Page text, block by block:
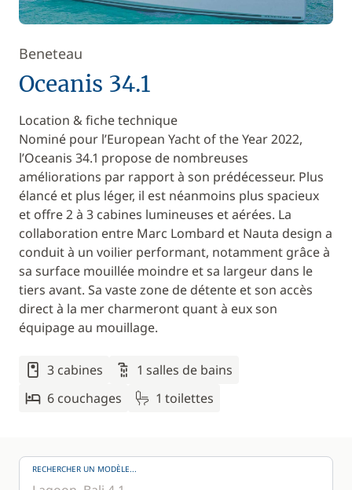
Beneteau
Oceanis 34.1
Location & fiche technique
Nominé pour l’European Yacht of the Year 2022,
l’Oceanis 34.1 propose de nombreuses
améliorations par rapport à son prédécesseur. Plus
élancé et plus léger, il est néanmoins plus spacieux
et offre 2 à 3 cabines lumineuses et aérées. La
collaboration entre Marc Lombard et Nauta design a
conduit à un voilier performant, notamment grâce à
sa surface mouillée moindre et sa largeur dans le
tiers avant. Sa vaste zone de détente et son accès
direct à la mer charmeront quant à eux son
équipage au mouillage.
3 cabines
1 salles de bains
6 couchages
1 toilettes
RECHERCHER UN MODÈLE...